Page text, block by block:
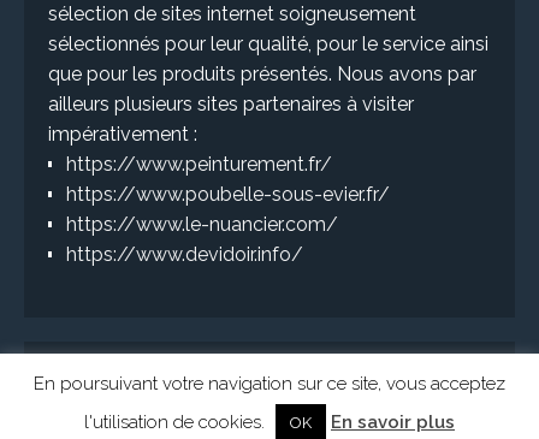
sélection de sites internet soigneusement
sélectionnés pour leur qualité, pour le service ainsi
que pour les produits présentés. Nous avons par
ailleurs plusieurs sites partenaires à visiter
impérativement :
https://www.peinturement.fr/
https://www.poubelle-sous-evier.fr/
https://www.le-nuancier.com/
https://www.devidoir.info/
En poursuivant votre navigation sur ce site, vous acceptez
l'utilisation de cookies.
OK En savoir plus